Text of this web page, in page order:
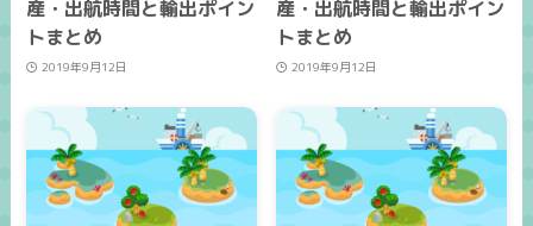
産・出航時間と輸出ポイン
トまとめ
2019年9月12日
産・出航時間と輸出ポイン
トまとめ
2019年9月12日